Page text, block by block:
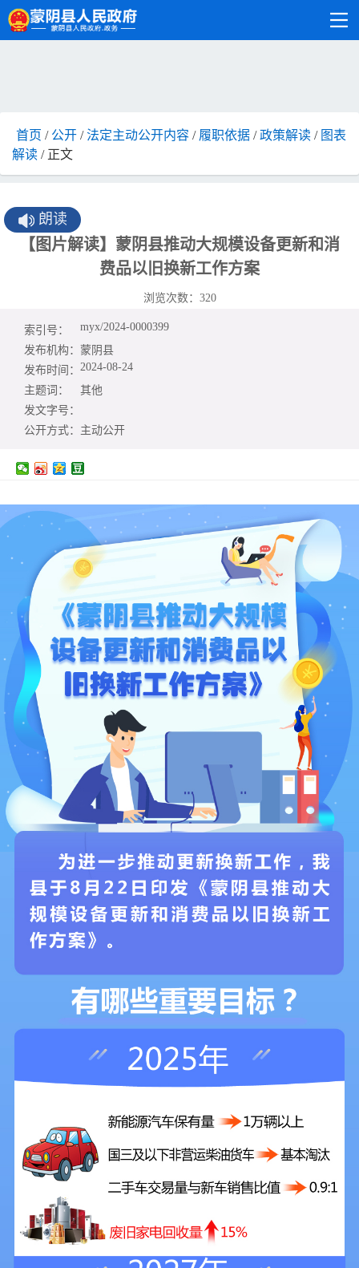
首页 / 公开 /法定主动公开内容 / 履职依据 /政策解读 / 图表
解读 / 正文
朗读
【图片解读】蒙阴县推动大规模设备更新和消
费品以旧换新工作方案
浏览次数： 320
索引号：
myx/2024-0000399
发布机构： 蒙阴县
发布时间： 2024-08-24
主题词：
其他
发文字号：
公开方式： 主动公开